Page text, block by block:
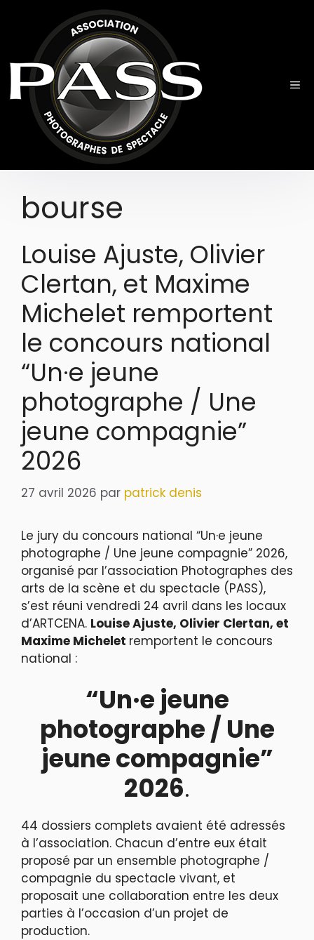
contenu
bourse
Louise Ajuste, Olivier
Clertan, et Maxime
Michelet remportent
le concours national
“Un·e jeune
photographe / Une
jeune compagnie”
2026
27 avril 2026 par patrick denis
Le jury du concours national “Un·e jeune
photographe / Une jeune compagnie” 2026,
organisé par l’association Photographes des
arts de la scène et du spectacle (PASS),
s’est réuni vendredi 24 avril dans les locaux
d’ARTCENA. Louise Ajuste, Olivier Clertan, et
Maxime Michelet remportent le concours
national :
“Un·e jeune
photographe / Une
jeune compagnie”
2026.
44 dossiers complets avaient été adressés
à l’association. Chacun d’entre eux était
proposé par un ensemble photographe /
compagnie du spectacle vivant, et
proposait une collaboration entre les deux
parties à l’occasion d’un projet de
production.